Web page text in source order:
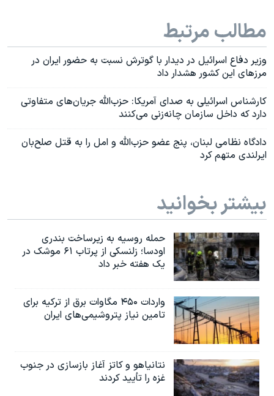
مطالب مرتبط
وزیر دفاع اسرائیل در دیدار با گوترش نسبت به حضور ایران در
مرزهای این کشور هشدار داد
کارشناس اسرائيلی به صدای آمریکا: حزب‌الله جریان‌های متفاوتی
دارد که داخل سازمان چانه‌زنی می‌کنند
دادگاه نظامی لبنان، پنج عضو حزب‌الله و امل را به قتل صلح‌بان
ایرلندی متهم کرد
بیشتر بخوانید
حمله روسیه به زیرساخت بندری
اودسا؛ زلنسکی از پرتاب ۶۱ موشک در
یک هفته خبر داد
واردات ۴۵۰ مگاوات برق از ترکیه برای
تامین نیاز پتروشیمی‌های ایران
نتانیاهو و کاتز آغاز بازسازی در جنوب
غزه را تأیید کردند